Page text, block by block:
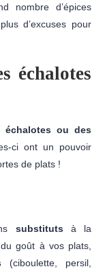
nombre d’épices
d’excuses pour
échalotes
échalotes ou des
ci ont un pouvoir
de plats !
substitutsà la
goût à vos plats,
(ciboulette, persil,